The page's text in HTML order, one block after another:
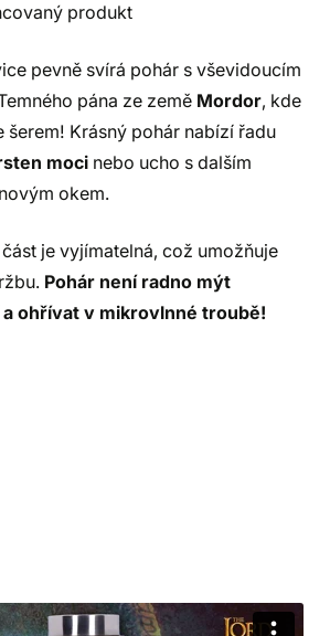
produkt
pevně svírá pohár s vševidoucím
pána ze země Mordor, kde
šerem! Krásný pohár nabízí řadu
moci nebo ucho s dalším
okem.
je vyjímatelná, což umožňuje
Pohár není radno mýt
ohřívat v mikrovlnné troubě!